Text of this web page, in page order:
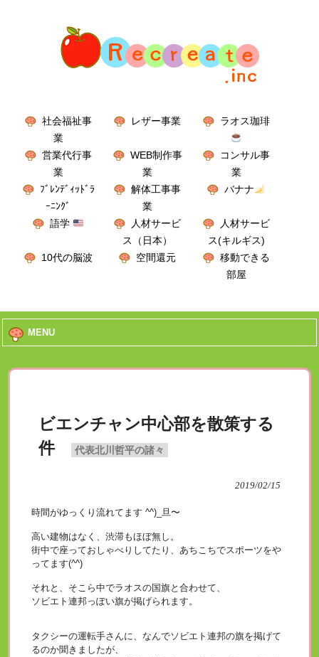
社会福祉事
業
レザー事業 ラオス珈琲
営業代行事
業
WEB制作事
業
コンサル事
業
ﾌﾞﾚﾝﾃﾞｨｯﾄﾞﾗ
ｰﾆﾝｸﾞ
解体工事事
業
バナナ
語学
人材サービ
ス（日本）
人材サービ
ス(キルギス)
10代の脳波
空間還元
移動できる
部屋
MENU
ビエンチャン中心部を散策する
件
代表北川哲平の諸々
2019/02/15
時間がゆっくり流れてます ^^)_旦〜
高い建物はなく、渋滞もほぼ無し。
街中で座っておしゃべりしてたり、あちこちでスポーツをや
ってます(^^)
それと、そこら中でラオスの国旗と合わせて、
ソビエト連邦っぽい旗が掲げられます。
タクシーの運転手さんに、なんでソビエト連邦の旗を掲げて
るのか聞きましたが、